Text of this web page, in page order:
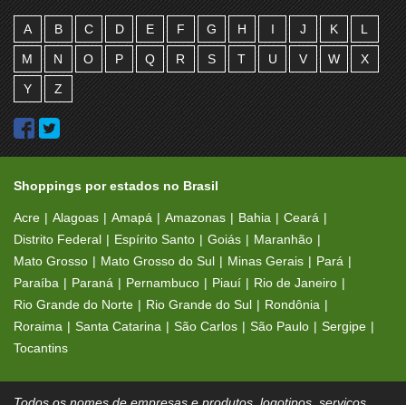
A B C D E F G H I J K L
M N O P Q R S T U V W X
Y Z
Shoppings por estados no Brasil
Acre Alagoas Amapá Amazonas Bahia
Ceará
Distrito Federal
Espírito Santo Goiás
Maranhão
Mato Grosso
Mato Grosso do Sul Minas Gerais
Pará
Paraíba
Paraná Pernambuco Piauí
Rio de Janeiro
Rio Grande do Norte
Rio Grande do Sul
Rondônia
Roraima
Santa Catarina São Carlos São Paulo
Sergipe
Tocantins
Todos os nomes de empresas e produtos, logotipos, serviços